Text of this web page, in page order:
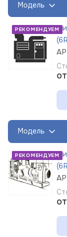
Модель
РЕКОМЕНДУЕМ
Модель
РЕКОМЕНДУЕМ